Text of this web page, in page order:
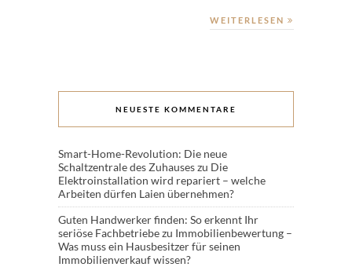
WEITERLESEN
NEUESTE KOMMENTARE
Smart-Home-Revolution: Die neue
Schaltzentrale des Zuhauseszu Die
Elektroinstallation wird repariert – welche
Arbeiten dürfen Laien übernehmen?
Guten Handwerker finden: So erkennt Ihr
seriöse Fachbetriebezu Immobilienbewertung –
Was muss ein Hausbesitzer für seinen
Immobilienverkauf wissen?